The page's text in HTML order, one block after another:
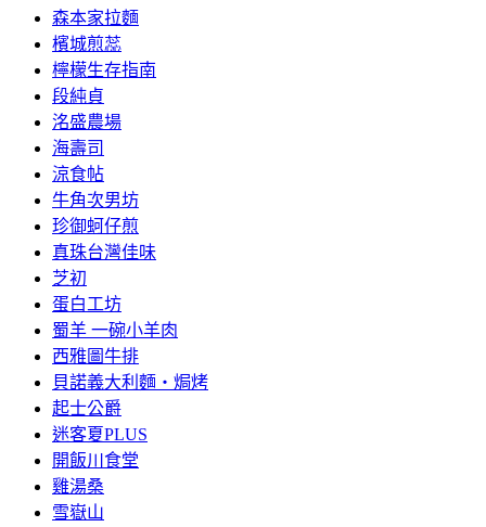
森本家拉麵
檳城煎蕊
檸檬生存指南
段純貞
洺盛農場
海壽司
涼食帖
牛角次男坊
珍御蚵仔煎
真珠台灣佳味
芝初
蛋白工坊
蜀羊 一碗小羊肉
西雅圖牛排
貝諾義大利麵‧焗烤
起士公爵
迷客夏PLUS
開飯川食堂
雞湯桑
雪嶽山